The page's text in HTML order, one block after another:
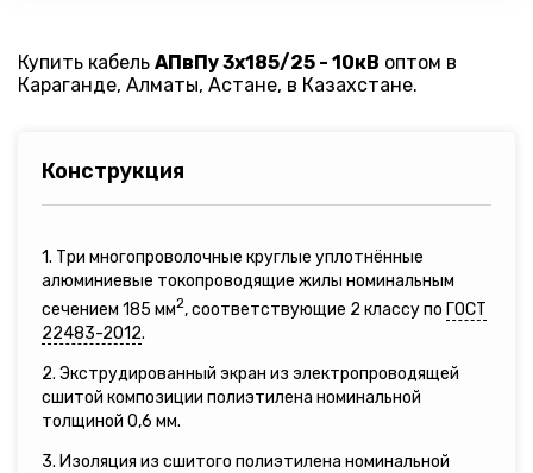
Купить кабель АПвПу 3х185/25 - 10кВ оптом в
Караганде, Алматы, Астане, в Казахстане.
Конструкция
1. Три многопроволочные круглые уплотнённые
алюминиевые токопроводящие жилы номинальным
сечением 185 мм2, соответствующие 2 классу по ГОСТ
22483-2012.
2. Экструдированный экран из электропроводящей
сшитой композиции полиэтилена номинальной
толщиной 0,6 мм.
3. Изоляция из сшитого полиэтилена номинальной